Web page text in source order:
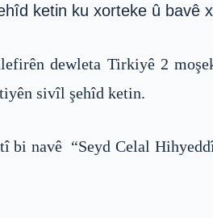
ketin ku xorteke û bavê
dewleta Tirkiyê 2
sivîl şehîd ketin.
bi navê “Seyd Celal